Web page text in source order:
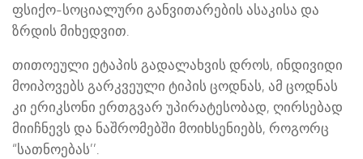
ფსიქო-სოციალური განვითარების ასაკისა და
ზრდის მიხედვით.
თითოეული ეტაპის გადალახვის დროს, ინდივიდი
მოიპოვებს გარკვეული ტიპის ცოდნას, ამ ცოდნას
კი ერიკსონი ერთგვარ უპირატესობად, ღირსებად
მიიჩნევს და ნაშრომებში მოიხსენიებს, როგორც
“სათნოებას’’.